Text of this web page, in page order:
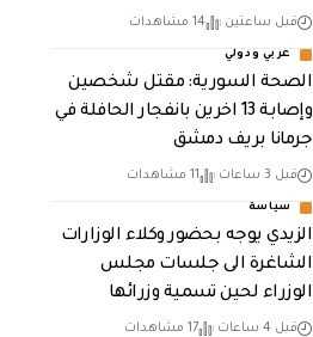
قبل ساعتين 14 مشاهدات
عربي ودولي
الصحة السورية: مقتل شخصين
وإصابة 13 اخرين بانفجار الحافلة في
جرمانا بريف دمشق
قبل 3 ساعات 11 مشاهدات
سياسة
الزيدي يوجه بحضور وكلاء الوزارات
الشاغرة الى جلسات مجلس
الوزراء لحين تسمية وزرائها
قبل 4 ساعات 17 مشاهدات